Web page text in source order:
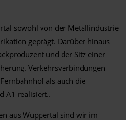
sowohl von der Metallindustrie
geprägt. Darüber hinaus
und der Sitz einer
Verkehrsverbindungen
als auch die
A1 realisiert..
aus Wuppertal sind wir im